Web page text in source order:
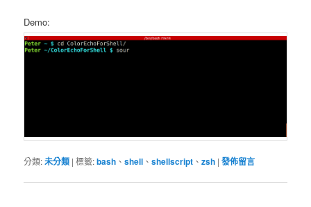
Demo:
分類:未分類 |標籤:bash 、shell 、shellscript 、zsh |發佈留言